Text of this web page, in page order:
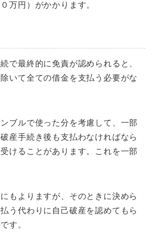
万円）がかかります。
で最終的に免責が認められると、
いて全ての借金を支払う必要がな
ブルで使った分を考慮して、一部
産手続き後も支払わなければなら
けることがあります。これを一部
もよりますが、そのときに決めら
う代わりに自己破産を認めてもら
す。